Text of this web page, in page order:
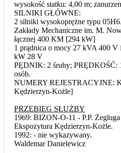
wysokość statku: 4,00 m;
SILNIKI GŁÓWNE:
2 silniki wysokoprężne typu
Zakłady Mechaniczne im. M.
łącznej 400 KM [294 kW]
1 prądnica o mocy 27 kVA 400 V
kW 28 V
PĘDNIK: 2 śruby; PRĘDKOŚĆ:
osób.
NUMERY REJESTRACYJNE:
Kędzierzyn-Kożle]
PRZEBIEG SŁUŻBY
1969: BIZON-O-11 - P.P. Żegluga
Ekspozytura Kędzierzyn-Kożle.
1992: - nie wykazywany.
Waldemar Danielewicz